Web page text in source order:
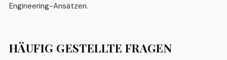
Engineering-Ansätzen.
HÄUFIG GESTELLTE FRAGEN